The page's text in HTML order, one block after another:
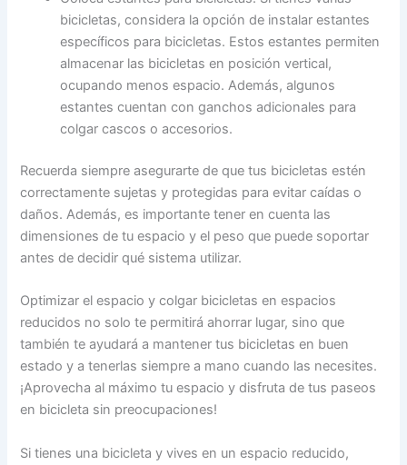
bicicletas, considera la opción de instalar estantes
específicos para bicicletas. Estos estantes permiten
almacenar las bicicletas en posición vertical,
ocupando menos espacio. Además, algunos
estantes cuentan con ganchos adicionales para
colgar cascos o accesorios.
Recuerda siempre asegurarte de que tus bicicletas estén
correctamente sujetas y protegidas para evitar caídas o
daños. Además, es importante tener en cuenta las
dimensiones de tu espacio y el peso que puede soportar
antes de decidir qué sistema utilizar.
Optimizar el espacio y colgar bicicletas en espacios
reducidos no solo te permitirá ahorrar lugar, sino que
también te ayudará a mantener tus bicicletas en buen
estado y a tenerlas siempre a mano cuando las necesites.
¡Aprovecha al máximo tu espacio y disfruta de tus paseos
en bicicleta sin preocupaciones!
Si tienes una bicicleta y vives en un espacio reducido,